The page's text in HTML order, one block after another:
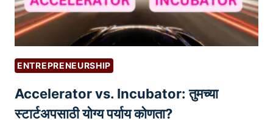
ENTREPRENEURSHIP
Accelerator vs. Incubator: तुमच्या
स्टार्टअपसाठी योग्य पर्याय कोणता?